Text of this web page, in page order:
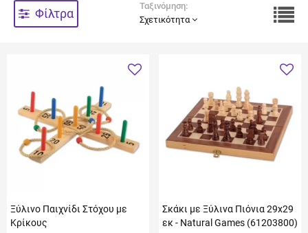
Φίλτρα
Ταξινόμηση:
Σχετικότητα
Ξύλινο Παιχνίδι Στόχου με
Κρίκους
Σκάκι με Ξύλινα Πιόνια 29x29
εκ - Natural Games (61203800)